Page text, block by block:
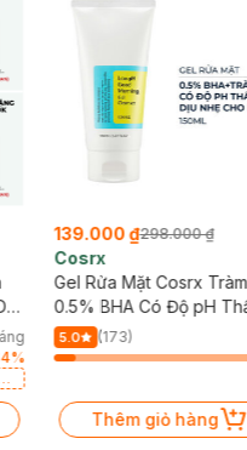
%
139.000 ₫298.000 ₫
Cosrx
Gel Rửa Mặt Cosrx
0.5% BHA Có Độ pH
150ml
5.0
(173)
Thêm giỏ hàng